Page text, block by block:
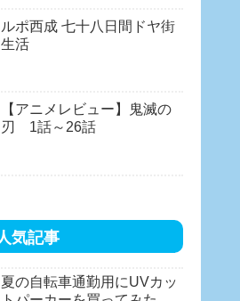
ルポ西成 七十八日間ドヤ街
生活
【アニメレビュー】鬼滅の
刃 1話～26話
気記事
夏の自転車通勤用にUVカッ